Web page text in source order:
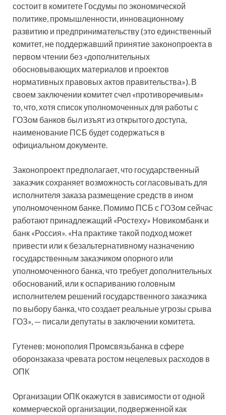
состоит в комитете Госдумы по экономической
политике, промышленности, инновационному
развитию и предпринимательству (это единственный
комитет, не поддержавший принятие законопроекта в
первом чтении без «дополнительных
обосновывающих материалов и проектов
нормативных правовых актов правительства»). В
своем заключении комитет счел «противоречивым»
то, что, хотя список уполномоченных для работы с
ГОЗом банков был изъят из открытого доступа,
наименование ПСБ будет содержаться в
официальном документе.
Законопроект предполагает, что государственный
заказчик сохраняет возможность согласовывать для
исполнителя заказа размещение средств в ином
уполномоченном банке. Помимо ПСБ с ГОЗом сейчас
работают принадлежащий «Ростеху» Новикомбанк и
банк «Россия». «На практике такой подход может
привести или к безальтернативному назначению
государственным заказчиком опорного или
уполномоченного банка, что требует дополнительных
обоснований, или к оспариванию головным
исполнителем решений государственного заказчика
по выбору банка, что создает реальные угрозы срыва
ГОЗ», — писали депутаты в заключении комитета.
Гутенев: монополия Промсвязьбанка в сфере
оборонзаказа чревата ростом нецелевых расходов в
ОПК
Организации ОПК окажутся в зависимости от одной
коммерческой организации, подверженной как